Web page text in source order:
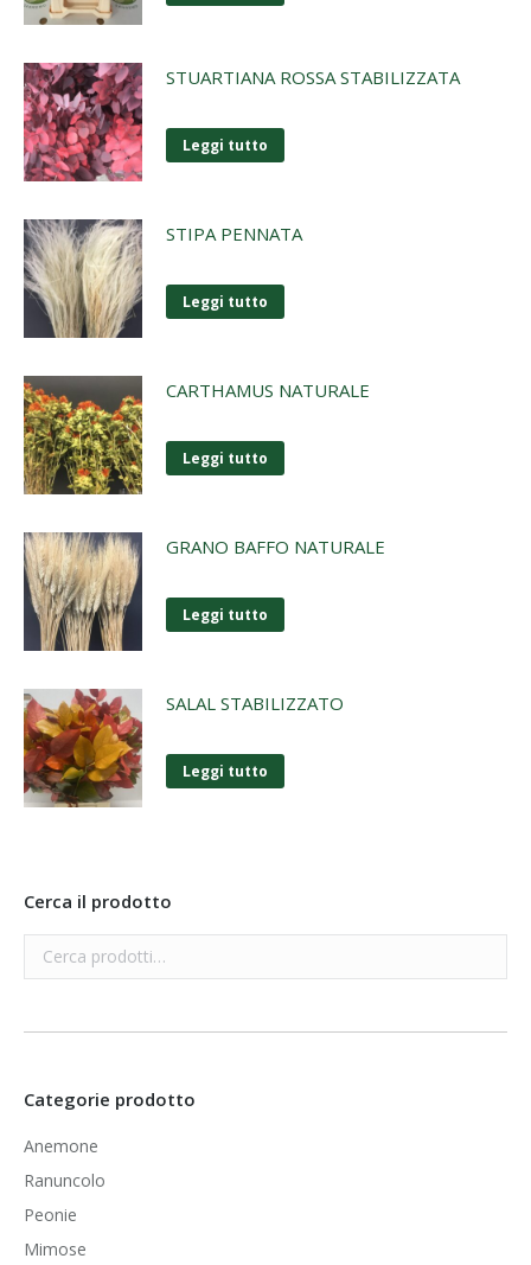
STUARTIANA ROSSA STABILIZZATA
Leggi tutto
STIPA PENNATA
Leggi tutto
CARTHAMUS NATURALE
Leggi tutto
GRANO BAFFO NATURALE
Leggi tutto
SALAL STABILIZZATO
Leggi tutto
Cerca il prodotto
Categorie prodotto
Anemone
Ranuncolo
Peonie
Mimose